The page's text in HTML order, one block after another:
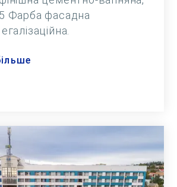
Фарба фасадна